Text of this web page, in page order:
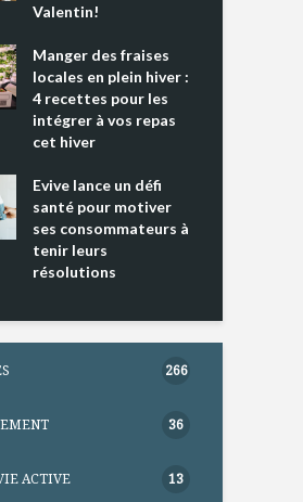
Valentin!
Manger des fraises
locales en plein hiver :
4 recettes pour les
intégrer à vos repas
cet hiver
Evive lance un défi
santé pour motiver
ses consommateurs à
tenir leurs
résolutions
266
36
ACTIVE 13